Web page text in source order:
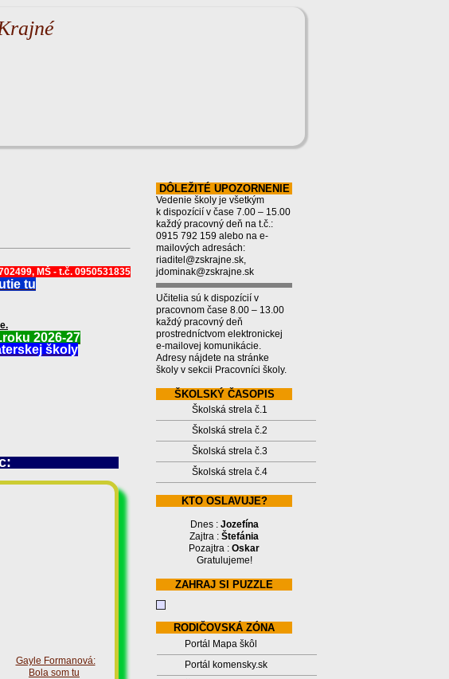
MŠ - t.č. 0950531835
tu
2026-27
školy
Gayle Formanová:
Bola som tu
DÔLEŽITÉ UPOZORNENIE
Vedenie školy je všetkým
k dispozícií v čase 7.00 – 15.00
každý pracovný deň na t.č.:
0915 792 159 alebo na e-
mailových adresách:
riaditel@zskrajne.sk,
jdominak@zskrajne.sk
Učitelia sú k dispozícií v
pracovnom čase 8.00 – 13.00
každý pracovný deň
prostredníctvom elektronickej
e-mailovej komunikácie.
Adresy nájdete na stránke
školy v sekcii Pracovníci školy.
ŠKOLSKÝ ČASOPIS
Školská strela č.1
Školská strela č.2
Školská strela č.3
Školská strela č.4
KTO OSLAVUJE?
Dnes : Jozefína
Zajtra : Štefánia
Pozajtra : Oskar
Gratulujeme!
ZAHRAJ SI PUZZLE
RODIČOVSKÁ ZÓNA
Portál Mapa škôl
Portál komensky.sk